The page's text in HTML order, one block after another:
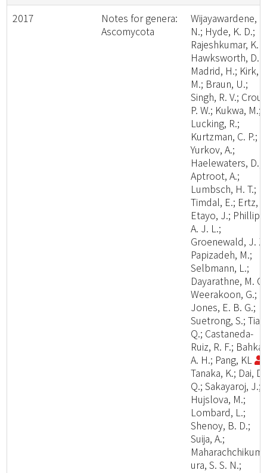
2017
Notes for genera:
Ascomycota
Wijayawardene,
N.; Hyde, K. D.;
Rajeshkumar, K.
Hawksworth, D.
Madrid, H.; Kirk,
M.; Braun, U.;
Singh, R. V.;
P. W.; Kukwa, M.;
Lucking, R.;
Kurtzman, C. P.;
Yurkov, A.;
Haelewaters, D.;
Aptroot, A.;
Lumbsch, H. T.;
Timdal, E.; Ertz,
Etayo, J.; Phillips,
A. J. L.;
Groenewald, J.
Papizadeh, M.;
Selbmann, L.;
Dayarathne, M.
Weerakoon, G.;
Jones, E. B. G.;
Suetrong, S.;
Q.; Castaneda-
Ruiz, R. F.;
A. H.; Pang, KL
Tanaka, K.; Dai, D.
Q.; Sakayaroj, J.;
Hujslova, M.;
Lombard, L.;
Shenoy, B. D.;
Suija, A.;
ura, S. S. N.;